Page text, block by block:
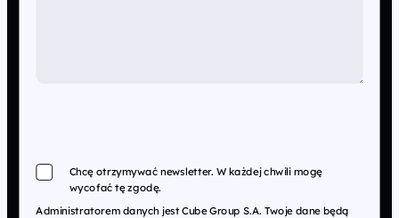
Chcę otrzymywać newsletter. W każdej chwili mogę
wycofać tę zgodę.
Administratorem danych jest Cube Group S.A. Twoje dane będą